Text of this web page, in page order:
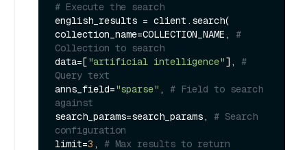
# Execute the search
english_results = client.search(
collection_name=COLLECTION_NAME, #
Collection to search
data=["artificial intelligence"], #
Query text
anns_field="sparse" , # Field to search
against
search_params=search_params, # Search
configuration
limit=3 , # Max results to return